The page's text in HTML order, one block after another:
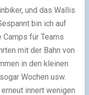
und das Wallis
bin ich auf
Camps für Teams
mit der Bahn von
in den kleinen
Wochen usw.
innert wenigen